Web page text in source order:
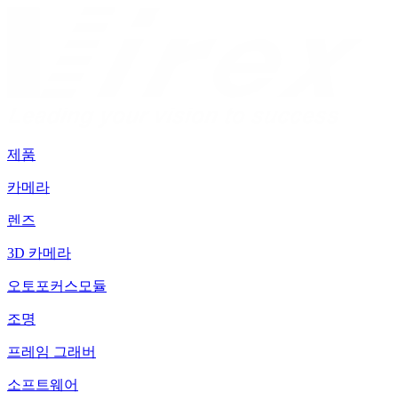
제품
카메라
렌즈
3D 카메라
오토포커스모듈
조명
프레임 그래버
소프트웨어